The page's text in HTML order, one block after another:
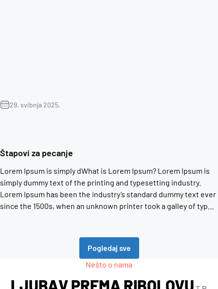
29. svibnja 2025.
Štapovi za pecanje
Lorem Ipsum is simply dWhat is Lorem Ipsum? Lorem Ipsum is
simply dummy text of the printing and typesetting industry.
Lorem Ipsum has been the industry’s standard dummy text ever
since the 1500s, when an unknown printer took a galley of type
Pogledaj sve
Nešto o nama
LJUBAV PREMA RIBOLOVU